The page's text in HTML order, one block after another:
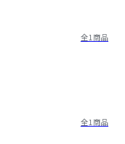
全1商品
全1商品